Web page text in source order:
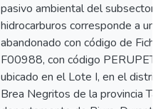
pasivo ambiental del subsector
hidrocarburos corresponde a un
abandonado con código de
F00988, con código
ubicado en el Lote I, en el
Brea Negritos de la provincia